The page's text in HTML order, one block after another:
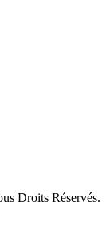
Droits Réservés.